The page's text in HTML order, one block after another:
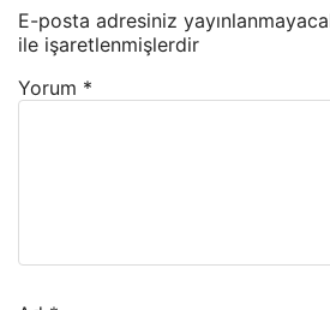
E-posta adresiniz
ile işaretlenmişlerdir
Yorum *